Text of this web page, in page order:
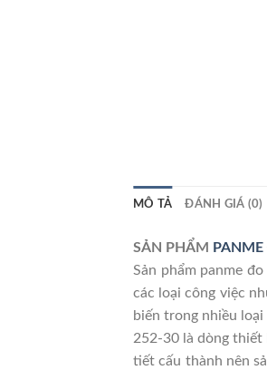
MÔ TẢ ĐÁNH GIÁ (0)
SẢN PHẨM PANME
Sản phẩm panme
các loại công việc
biến trong nhiều
252-30 là dòng thiết
tiết cấu thành nên